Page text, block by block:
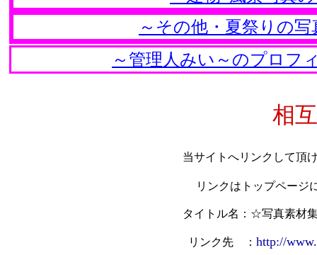
～その他・夏祭りの
～管理人みい～のプロフ
相互リン
当サイトへリンクして頂ける方は、
リンクはトップページにして頂き
タイトル名：☆写真素材
リンク先 ： http://